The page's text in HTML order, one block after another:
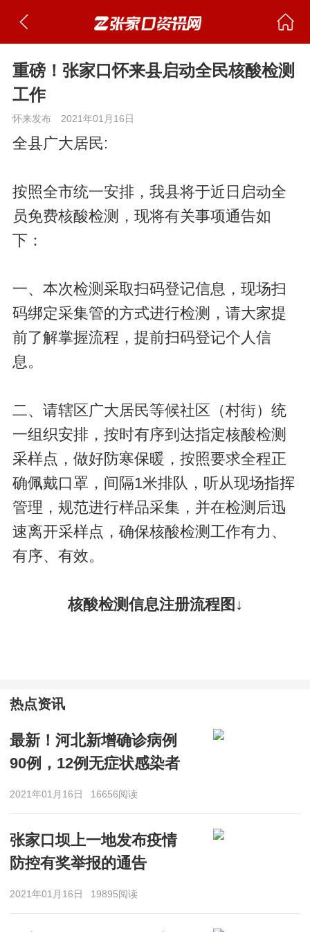
重磅！张家口怀来县启动全民核酸检测
工作
怀来发布 2021年01月16日
全县广大居民:
按照全市统一安排，我县将于近日启动全
员免费核酸检测，现将有关事项通告如
下：
一、本次检测采取扫码登记信息，现场扫
码绑定采集管的方式进行检测，请大家提
前了解掌握流程，提前扫码登记个人信
息。
二、请辖区广大居民等候社区（村街）统
一组织安排，按时有序到达指定核酸检测
采样点，做好防寒保暖，按照要求全程正
确佩戴口罩，间隔1米排队，听从现场指挥
管理，规范进行样品采集，并在检测后迅
速离开采样点，确保核酸检测工作有力、
有序、有效。
核酸检测信息注册流程图↓
热点资讯
最新！河北新增确诊病例
90例，12例无症状感染者
2021年01月16日 16656阅读
张家口坝上一地发布疫情
防控有奖举报的通告
2021年01月16日 19895阅读